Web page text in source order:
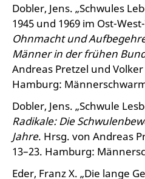
Dobler, Jens. „Schwules
1945 und 1969 im Ost-
Ohnmacht und
Männer in der frühen
Andreas Pretzel und Volker
Hamburg:
Dobler, Jens. „Schwule
Radikale: Die
Jahre. Hrsg. von Andreas
13–23. Hamburg:
Eder, Franz X. „Die lange